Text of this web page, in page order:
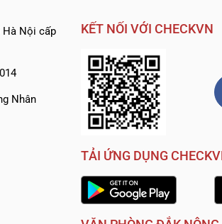
Hà Nội cấp
Nhân
KẾT NỐI VỚI CHECKVN
TẢI ỨNG DỤNG